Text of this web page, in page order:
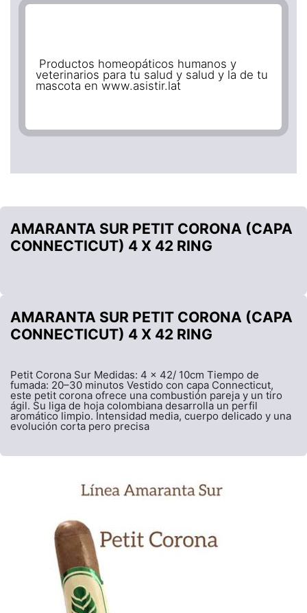
Productos homeopáticos humanos y
veterinarios para tu salud y salud y la de tu
mascota en www.asistir.lat
AMARANTA SUR PETIT CORONA (CAPA
CONNECTICUT) 4 X 42 RING
AMARANTA SUR PETIT CORONA (CAPA
CONNECTICUT) 4 X 42 RING
Petit Corona Sur Medidas: 4 x 42/ 10cm Tiempo de
fumada: 20–30 minutos Vestido con capa Connecticut,
este petit corona ofrece una combustión pareja y un tiro
ágil. Su liga de hoja colombiana desarrolla un perfil
aromático limpio. Intensidad media, cuerpo delicado y una
evolución corta pero precisa